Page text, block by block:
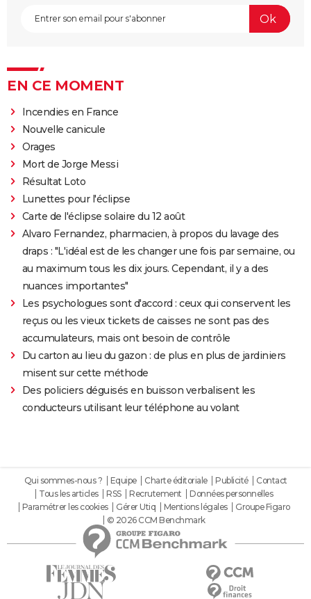
EN CE MOMENT
Incendies en France
Nouvelle canicule
Orages
Mort de Jorge Messi
Résultat Loto
Lunettes pour l'éclipse
Carte de l'éclipse solaire du 12 août
Alvaro Fernandez, pharmacien, à propos du lavage des
draps : "L'idéal est de les changer une fois par semaine, ou
au maximum tous les dix jours. Cependant, il y a des
nuances importantes"
Les psychologues sont d'accord : ceux qui conservent les
reçus ou les vieux tickets de caisses ne sont pas des
accumulateurs, mais ont besoin de contrôle
Du carton au lieu du gazon : de plus en plus de jardiniers
misent sur cette méthode
Des policiers déguisés en buisson verbalisent les
conducteurs utilisant leur téléphone au volant
Qui sommes-nous ? Equipe Charte éditoriale Publicité
Contact
Tous les articles
RSS Recrutement
Données personnelles
Paramétrer les cookies
Gérer Utiq Mentions légales
Groupe Figaro
© 2026 CCM Benchmark